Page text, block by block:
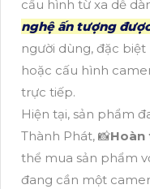
cấu hình từ xa dễ
nghệ ấn tượng
người dùng, đặc
hoặc cấu hình
trực tiếp.
Hiện tại, sản phẩm
Thành Phát, 📸Hoàn
thể mua sản phẩm
đang cần một